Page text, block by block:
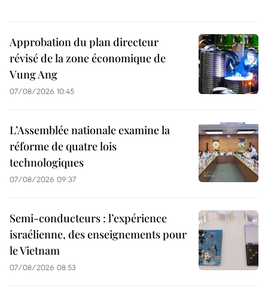
Approbation du plan directeur
révisé de la zone économique de
Vung Ang
07/08/2026 10:45
L’Assemblée nationale examine la
réforme de quatre lois
technologiques
07/08/2026 09:37
Semi-conducteurs : l’expérience
israélienne, des enseignements pour
le Vietnam
07/08/2026 08:53